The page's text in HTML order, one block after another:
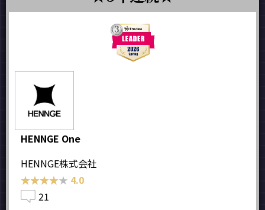
HENNGE One
HENNGE株式会社
★★★★★
★★★★★ 4.0
21